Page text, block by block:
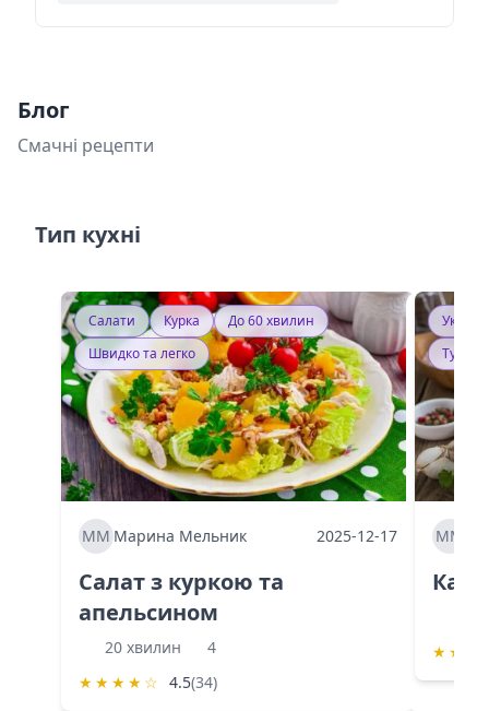
Блог
Смачні рецепти
Тип кухні
Салати Курка
До 60 хвилин
Швидко та легко
ММ Марина Мельник 2025-12-17
Салат з куркою та
апельсином
20 хвилин
4
★ ★ ★ ★ ☆ 4.5(34)
ММ
★ ★